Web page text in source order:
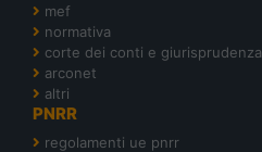
mef
normativa
corte dei conti e giurisprudenza
arconet
altri
PNRR
regolamenti ue pnrr